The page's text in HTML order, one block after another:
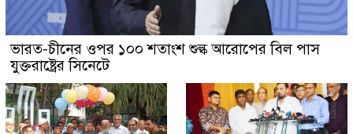
ভারত-চীনের ওপর ১০০ শতাংশ শুল্ক আরোপের বিল পাস
যুক্তরাষ্ট্রের সিনেটে